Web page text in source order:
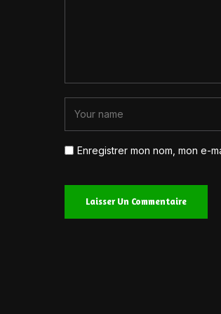
Enregistrer mon nom, mon e-